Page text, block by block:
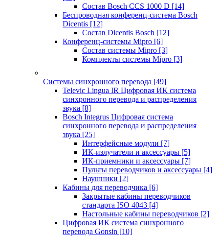
Состав Bosch CCS 1000 D [14]
Беспроводная конференц-система Bosch
Dicentis [12]
Состав Dicentis Bosch [12]
Конференц-системы Mipro [6]
Состав системы Mipro [3]
Комплекты системы Mipro [3]
Системы синхронного перевода [49]
Televic Lingua IR Цифровая ИК система
синхронного перевода и распределения
звука [8]
Bosch Integrus Цифровая система
синхронного перевода и распределения
звука [25]
Интерфейсные модули [7]
ИК-излучатели и аксессуары [5]
ИК-приемники и аксессуары [7]
Пульты переводчиков и аксессуары [4]
Наушники [2]
Кабины для переводчика [6]
Закрытые кабины переводчиков
стандарта ISO 4043 [4]
Настольные кабины переводчиков [2]
Цифровая ИК система синхронного
перевода Gonsin [10]